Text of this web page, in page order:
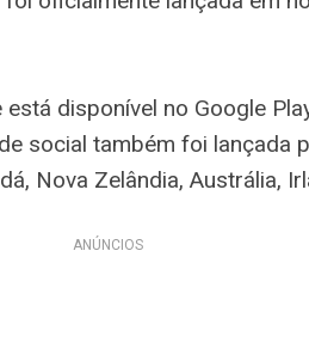
disponível no Google
social também foi lançada
Nova Zelândia, Austrália,
ANÚNCIOS